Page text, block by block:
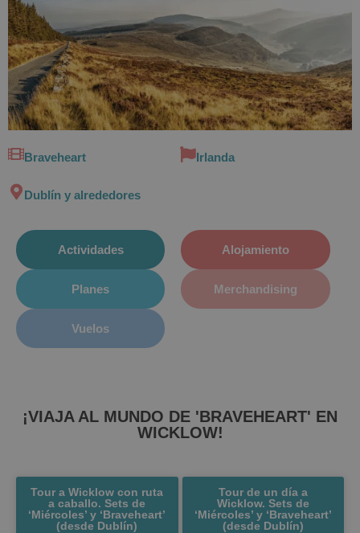
Braveheart Irlanda
Dublín y alrededores
Actividades
Planes
Vuelos
Alojamiento
Merchandising
¡VIAJA AL MUNDO DE 'BRAVEHEART' EN
WICKLOW!
Tour a Wicklow con ruta
a caballo. Sets de
‘Miércoles’ y ‘Braveheart’
(desde Dublín)
Tour de un día a
Wicklow. Sets de
‘Miércoles’ y ‘Braveheart’
(desde Dublín)